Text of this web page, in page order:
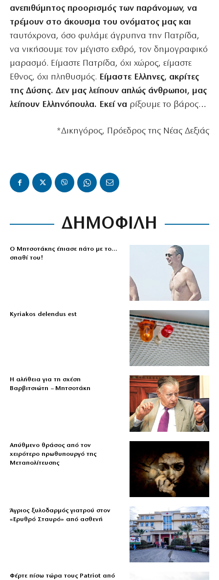
ανεπιθύμητος προορισμός των παράνομων, να
τρέμουν στο άκουσμα του ονόματος μας και
ταυτόχρονα, όσο φυλάμε άγρυπνα την Πατρίδα,
να νικήσουμε τον μέγιστο εχθρό, τον δημογραφικό
μαρασμό. Είμαστε Πατρίδα, όχι χώρος, είμαστε
Εθνος, όχι πληθυσμός. Είμαστε Ελληνες, ακρίτες
της Δύσης. Δεν μας λείπουν απλώς άνθρωποι, μας
λείπουν Ελληνόπουλα. Εκεί να ρίξουμε το βάρος…
*Δικηγόρος, Πρόεδρος της Νέας Δεξιάς
ΔΗΜΟΦΙΛΗ
Ο Μητσοτάκης έπιασε πάτο με το…
σπαθί του!
Kyriakos delendus est
Η αλήθεια για τη σχέση
Βαρβιτσιώτη – Μητσοτάκη
Απύθμενο θράσος από τον
χειρότερο πρωθυπουργό της
Μεταπολίτευσης
Άγριος ξυλοδαρμός γιατρού στον
«Ερυθρό Σταυρό» από ασθενή
Φέρτε πίσω τώρα τους Patriot από